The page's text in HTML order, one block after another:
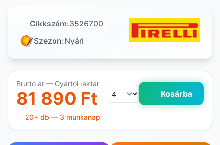
Cikkszám:3526700
Szezon:Nyári
Bruttó ár — Gyártói raktár
81 890 Ft Kosárba
20+ db — 3 munkanap